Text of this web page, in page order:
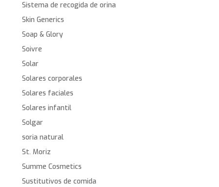
Sistema de recogida de orina
Skin Generics
Soap & Glory
Soivre
Solar
Solares corporales
Solares faciales
Solares infantil
Solgar
soria natural
St. Moriz
Summe Cosmetics
Sustitutivos de comida